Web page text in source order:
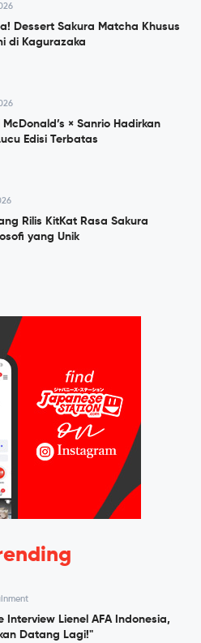
Dessert Sakura Matcha Khusus
di Kagurazaka
× Sanrio Hadirkan
Edisi Terbatas
Rilis KitKat Rasa Sakura
yang Unik
Interview Lienel AFA Indonesia,
Datang Lagi!"